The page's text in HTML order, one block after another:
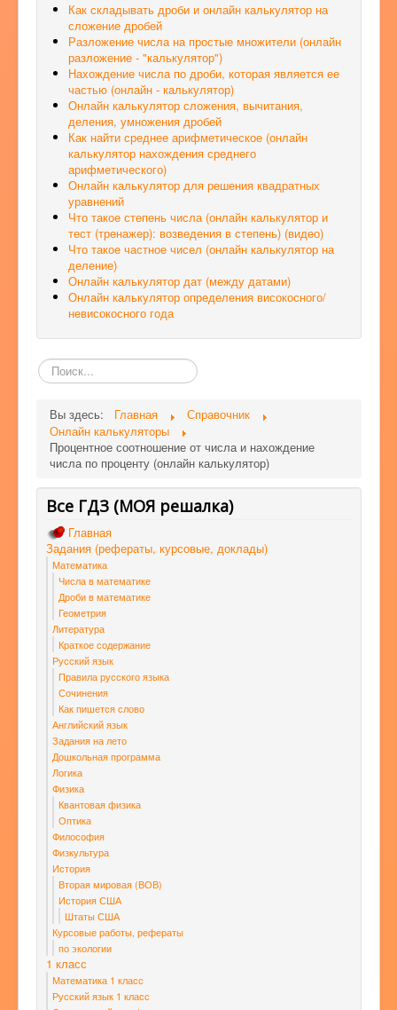
Как складывать дроби и онлайн калькулятор на
сложение дробей
Разложение числа на простые множители (онлайн
разложение - "калькулятор")
Нахождение числа по дроби, которая является ее
частью (онлайн - калькулятор)
Онлайн калькулятор сложения, вычитания,
деления, умножения дробей
Как найти среднее арифметическое (онлайн
калькулятор нахождения среднего
арифметического)
Онлайн калькулятор для решения квадратных
уравнений
Что такое степень числа (онлайн калькулятор и
тест (тренажер): возведения в степень) (видео)
Что такое частное чисел (онлайн калькулятор на
деление)
Онлайн калькулятор дат (между датами)
Онлайн калькулятор определения високосного/
невисокосного года
Поиск
по
Вы здесь:
Главная
Справочник
Онлайн калькуляторы
Процентное соотношение от числа и нахождение
числа по проценту (онлайн калькулятор)
Все ГДЗ (МОЯ решалка)
Главная
Задания (рефераты, курсовые, доклады)
Математика
Числа в математике
Дроби в математике
Геометрия
Литература
Краткое содержание
Русский язык
Правила русского языка
Сочинения
Как пишется слово
Английский язык
Задания на лето
Дошкольная программа
Логика
Физика
Квантовая физика
Оптика
Философия
Физкультура
История
Вторая мировая (ВОВ)
История США
Штаты США
Курсовые работы, рефераты
по экологии
1 класс
Математика 1 класс
Русский язык 1 класс